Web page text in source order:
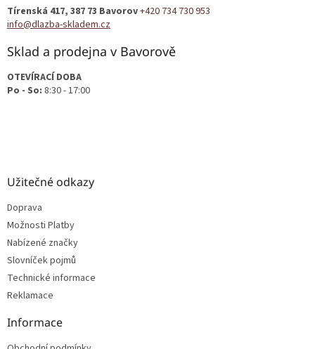
Tírenská 417, 387 73 Bavorov+420 734 730 953
info@dlazba-skladem.cz
Sklad a prodejna v Bavorově
OTEVÍRACÍ DOBA
Po - So: 8:30 - 17:00
Užitečné odkazy
Doprava
Možnosti Platby
Nabízené značky
Slovníček pojmů
Technické informace
Reklamace
Informace